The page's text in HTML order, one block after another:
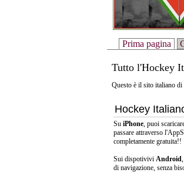
Prima pagina
Tutto l'Hockey
Questo è il sito italiano di
Hockey
Su iPhone, puoi
passare attraverso
completamente gratuita!!
Sui dispotivivi Android
di navigazione, senza